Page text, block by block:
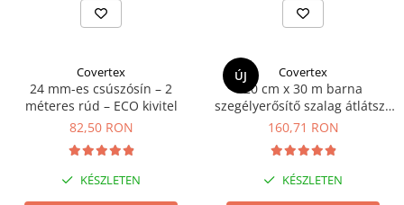
Covertex
24 mm-es csúszósín – 2
méteres rúd – ECO kivitel
82,50 RON
KÉSZLETEN
ÚJ Covertex
20 cm x 30 m barna
szegélyerősítő szalag átlátszó
PVC fóliához
160,71 RON
KÉSZLETEN